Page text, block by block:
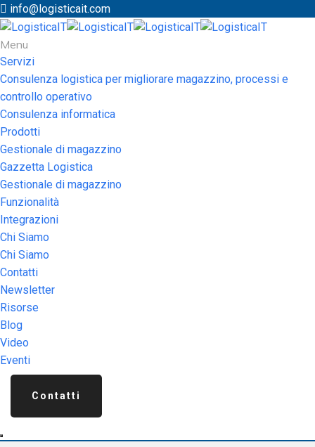
info@logisticait.com
Menu
Servizi
Consulenza logistica per migliorare magazzino, processi e
controllo operativo
Consulenza informatica
Prodotti
Gestionale di magazzino
Gazzetta Logistica
Gestionale di magazzino
Funzionalità
Integrazioni
Chi Siamo
Chi Siamo
Contatti
Newsletter
Risorse
Blog
Video
Eventi
Contatti